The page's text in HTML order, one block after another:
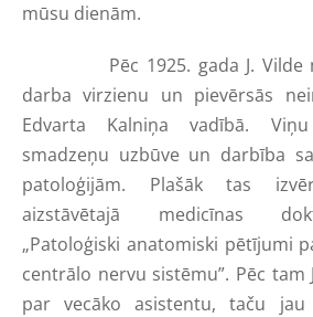
mūsu dienām.
Pēc 1925. gada J. Vilde
darba virzienu un pievērsās
Edvarta Kalniņa vadībā.
smadzeņu uzbūve un darbība
patoloģijām. Plašāk tas
aizstāvētajā medicīnas
„Patoloģiski anatomiski pētījumi
centrālo nervu sistēmu”. Pēc tam
par vecāko asistentu, taču jau